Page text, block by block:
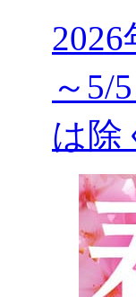
～5/
は除